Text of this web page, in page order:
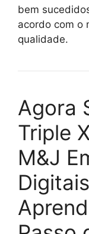
bem
acordo com o
qualidade.
Agora
Triple
M&J